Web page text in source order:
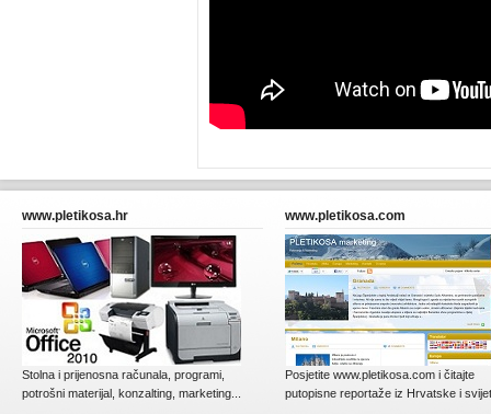
www.pletikosa.hr
Stolna i prijenosna računala, programi,
potrošni materijal, konzalting, marketing...
www.pletikosa.com
Posjetite www.pletikosa.com i čitajte
putopisne reportaže iz Hrvatske i